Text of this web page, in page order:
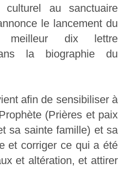
culturel au sanctuaire
le lancement du
meilleur dix lettre
la biographie du
afin de sensibiliser à
(Prières et paix
sa sainte famille) et sa
et corriger ce qui a été
et altération, et attirer